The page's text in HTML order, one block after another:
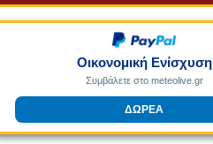
Οικονομική Ενίσχυση
Συμβάλετε στο meteolive.gr
ΔΩΡΕΑ